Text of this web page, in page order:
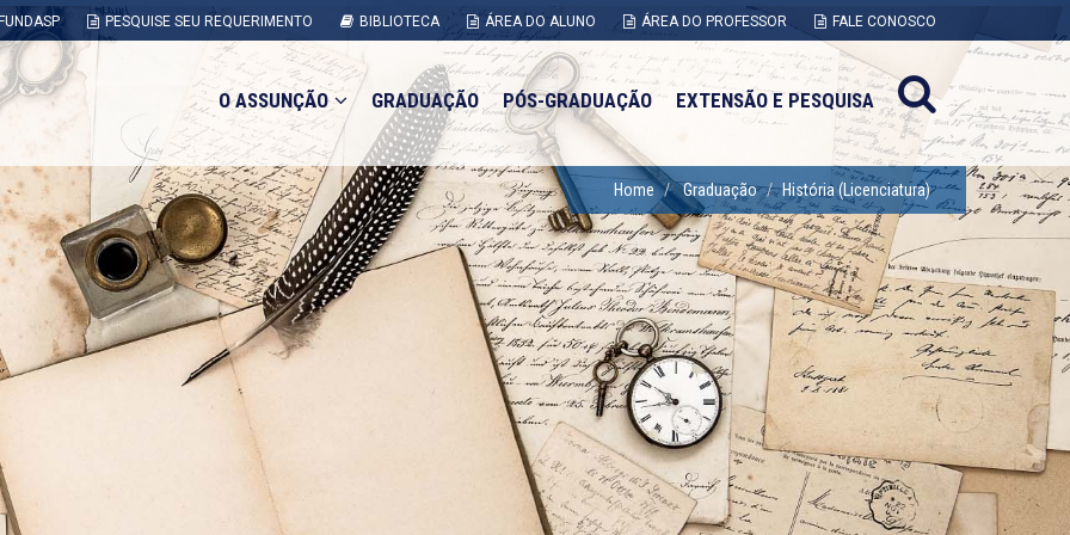
PESQUISE SEU REQUERIMENTO BIBLIOTECA ÁREA DO ALUNO ÁREA DO PROFESSOR FALE CONOSCO
O ASSUNÇÃO GRADUAÇÃO PÓS-GRADUAÇÃO EXTENSÃO E PESQUISA
Home Graduação História (Licenciatura)